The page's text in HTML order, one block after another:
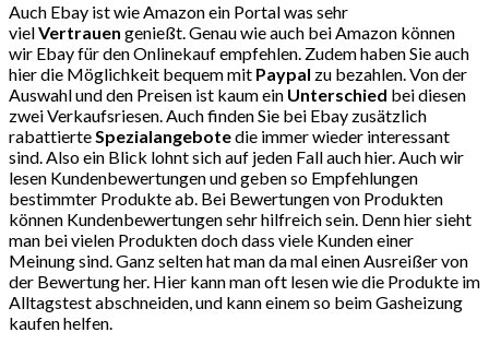
Auch Ebay ist wie Amazon ein Portal was sehr
vielVertrauen genießt. Genau wie auch bei Amazon können
wir Ebay für den Onlinekauf empfehlen. Zudem haben Sie auch
hier die Möglichkeit bequem mit Paypal zu bezahlen. Von der
Auswahl und den Preisen ist kaum ein Unterschied bei diesen
zwei Verkaufsriesen. Auch finden Sie bei Ebay zusätzlich
rabattierteSpezialangebotedie immer wieder interessant
sind. Also ein Blick lohnt sich auf jeden Fall auch hier. Auch wir
lesen Kundenbewertungen und geben so Empfehlungen
bestimmter Produkte ab. Bei Bewertungen von Produkten
können Kundenbewertungen sehr hilfreich sein. Denn hier sieht
man bei vielen Produkten doch dass viele Kunden einer
Meinung sind. Ganz selten hat man da mal einen Ausreißer von
der Bewertung her. Hier kann man oft lesen wie die Produkte im
Alltagstest abschneiden, und kann einem so beim Gasheizung
kaufen helfen.